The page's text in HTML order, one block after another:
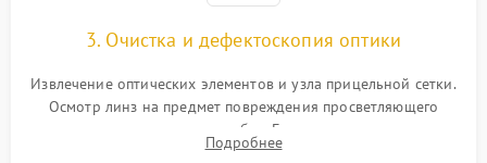
3. Очистка и дефектоскопия оптики
Извлечение оптических элементов и узла прицельной сетки.
Осмотр линз на предмет повреждения просветляющего
покрытия или появления грибка. Бережная очистка стекол
спецрастворами. Проверка целостности гравированной
Подробнее